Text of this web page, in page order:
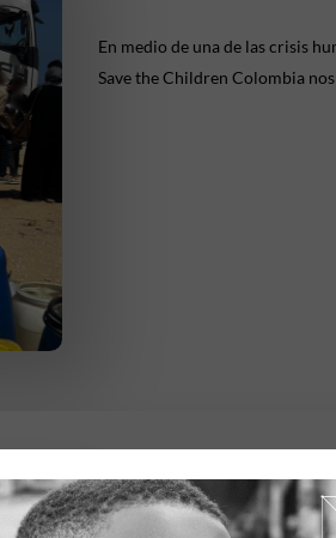
En medio de una de las crisis
Save the Children Colombia nos
Francy* una mujer